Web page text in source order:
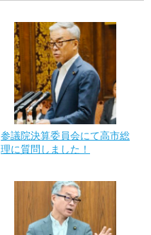
参議院決算委員会にて高市総
理に質問しました！